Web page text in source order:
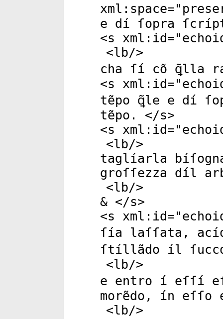
xml:space="
e dí ſopra
<s xml:id="
<lb/>
cha ſí cõ ꝗ̃lla
<s xml:id="
tẽpo ꝗ̃le e dí
tẽpo. </s>
<s xml:id="
<lb/>
taglíarla
groſſezza díl
<lb/>
& </s>
<s xml:id="
ſía laſſata,
ſtíllãdo íl
<lb/>
e entro í eſſí
morẽdo, ín
<lb/>